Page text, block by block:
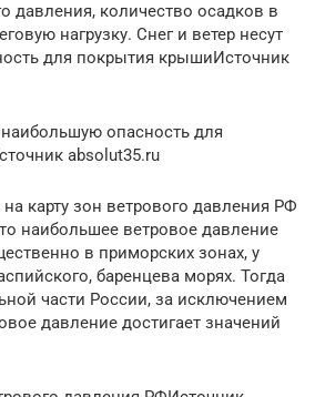
давления, количество осадков в
нагрузку. Снег и ветер несут
для покрытия крышиИсточник
наибольшую опасность для
absolut35.ru
карту зон ветрового давления РФ
наибольшее ветровое давление
в приморских зонах, у
баренцева морях. Тогда
части России, за исключением
давление достигает значений